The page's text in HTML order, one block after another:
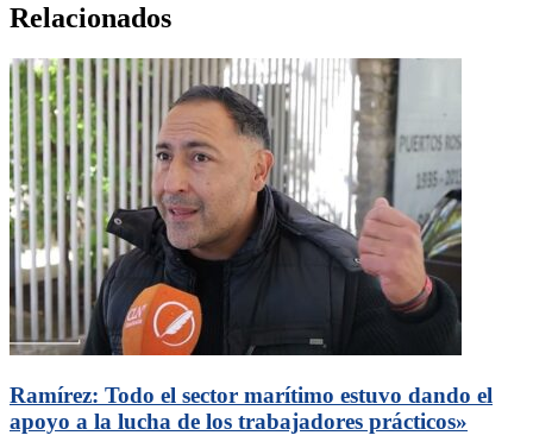
Relacionados
Ramírez: Todo el sector marítimo estuvo dando el
apoyo a la lucha de los trabajadores prácticos»